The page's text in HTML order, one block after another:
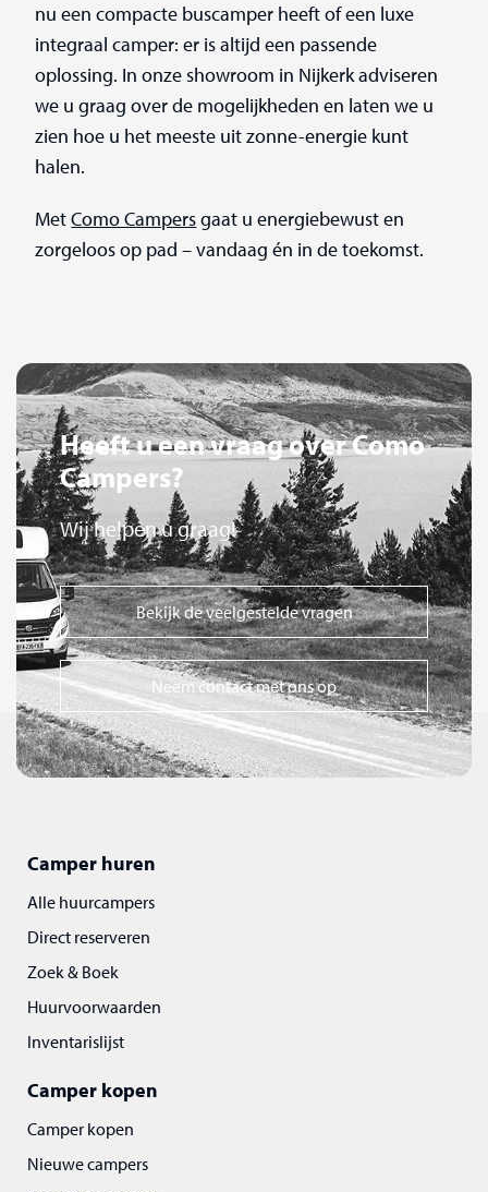
nu een compacte buscamper heeft of een luxe
integraal camper: er is altijd een passende
oplossing. In onze showroom in Nijkerk adviseren
we u graag over de mogelijkheden en laten we u
zien hoe u het meeste uit zonne-energie kunt
halen.
MetComo Campersgaat u energiebewust en
zorgeloos op pad – vandaag én in de toekomst.
Heeft u een vraag over Como
Campers?
Wij helpen u graag!
Bekijk de veelgestelde vragen
Neem contact met ons op
Camper huren
Alle huurcampers
Direct reserveren
Zoek & Boek
Huurvoorwaarden
Inventarislijst
Camper kopen
Camper kopen
Nieuwe campers